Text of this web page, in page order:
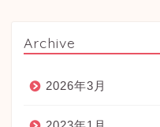
Archive
2026年3月